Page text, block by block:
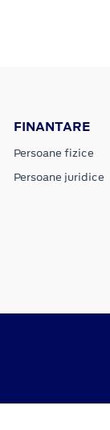
FINANTARE
Persoane fizice
Persoane juridice